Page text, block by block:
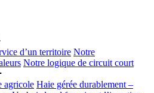
d’un territoire Notre
Notre logique de circuit court
agricole Haie gérée durablement –